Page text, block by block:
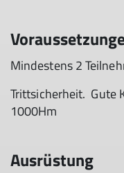
Mindestens 2
Trittsicherheit. Gute
1000Hm
Ausrüstung